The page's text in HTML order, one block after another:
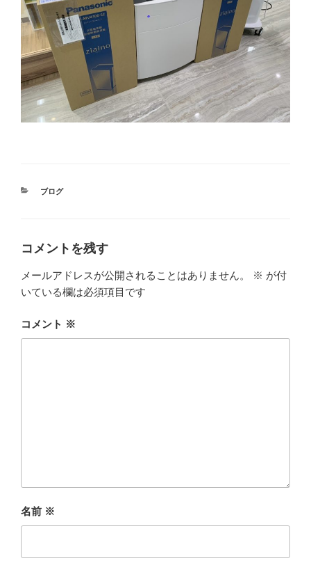
カ
ブログ
コメントを残す
メールアドレスが公開されることはありません。 ※ が付
いている欄は必須項目です
コメント ※
名前 ※